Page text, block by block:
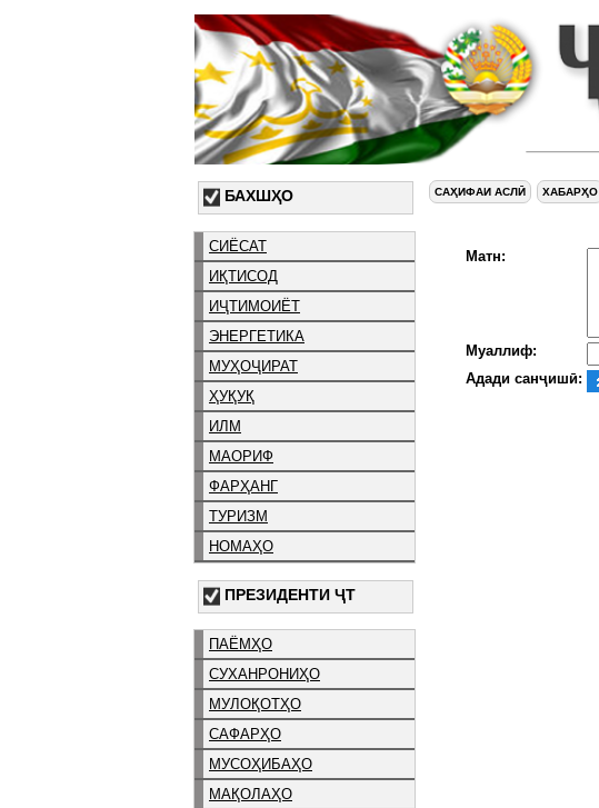
БАХШҲО
СИЁСАТ
ИҚТИСОД
ИҶТИМОИЁТ
ЭНЕРГЕТИКА
МУҲОҶИРАТ
ҲУҚУҚ
ИЛМ
МАОРИФ
ФАРҲАНГ
ТУРИЗМ
НОМАҲО
ПРЕЗИДЕНТИ ҶТ
ПАЁМҲО
СУХАНРОНИҲО
МУЛОҚОТҲО
САФАРҲО
МУСОҲИБАҲО
МАҚОЛАҲО
САҲИФАИ АСЛӢ ХАБАРҲО
Матн:
Муаллиф:
Адади санҷишӣ: